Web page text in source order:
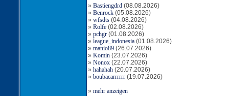
» Bastiengdrd(08.08.2026)
» Benrock(05.08.2026)
» wfsdts(04.08.2026)
» Rolfe(02.08.2026)
» pchgr(01.08.2026)
» league_indonesia(01.08.2026)
» manio89(26.07.2026)
» Komin(23.07.2026)
» Nonox(22.07.2026)
» hahahah(20.07.2026)
» boubacarrrrrr(19.07.2026)
» mehr anzeigen